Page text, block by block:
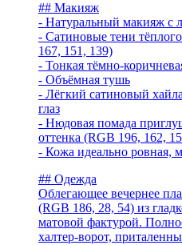
## Макияж
- Натуральный макияж с
- Сатиновые тени
167, 151, 139)
- Тонкая тёмно-
- Объёмная тушь
- Лёгкий сатиновый
глаз
- Нюдовая помада
оттенка (RGB 196, 162,
- Кожа идеально ровная,
## Одежда
Облегающее вечернее
(RGB 186, 28, 54) из
матовой фактурой.
халтер-ворот,